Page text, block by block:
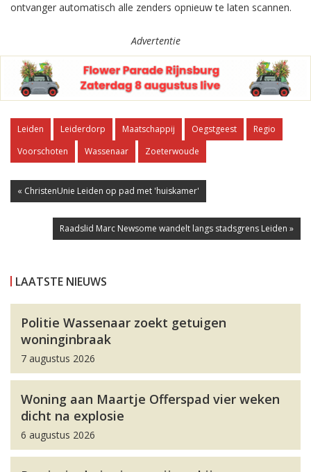
ontvanger automatisch alle zenders opnieuw te laten scannen.
Advertentie
Leiden Leiderdorp Maatschappij Oegstgeest
Regio
Voorschoten
Wassenaar Zoeterwoude
« ChristenUnie Leiden op pad met 'huiskamer'
Raadslid Marc Newsome wandelt langs stadsgrens Leiden »
LAATSTE NIEUWS
Politie Wassenaar zoekt getuigen
woninginbraak
7 augustus 2026
Woning aan Maartje Offerspad vier weken
dicht na explosie
6 augustus 2026